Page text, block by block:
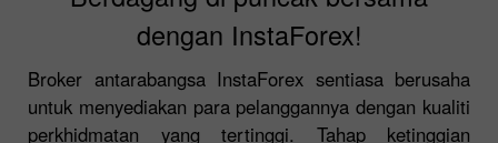
dengan InstaForex!
Broker antarabangsa InstaForex sentiasa berusaha
untuk menyediakan para pelanggannya dengan kualiti
perkhidmatan yang tertinggi. Tahap ketinggian